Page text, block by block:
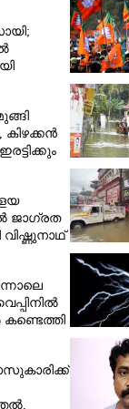
കിഴക്കൻ
ജാഗ്രത
വിഷ്ണുനാഥ്
കണ്ടെത്തി
പ്രവേശനം നേടി